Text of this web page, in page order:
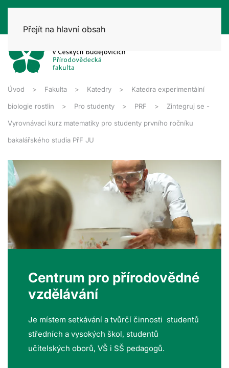
Přejít na hlavní obsah
Úvod Fakulta Katedry Katedra experimentální
biologie rostlin Pro studenty PRF Zintegruj se -
Vyrovnávací kurz matematiky pro studenty prvního ročníku
bakalářského studia PřF JU
Centrum pro přírodovědné
vzdělávání
Je místem setkávání a tvůrčí činnosti studentů
středních a vysokých škol, studentů
učitelských oborů, VŠ i SŠ pedagogů.